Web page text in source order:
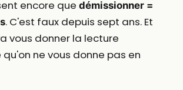
encore que démissionner =
. C'est faux depuis sept ans. Et
vous donner la lecture
ne vous donne pas en